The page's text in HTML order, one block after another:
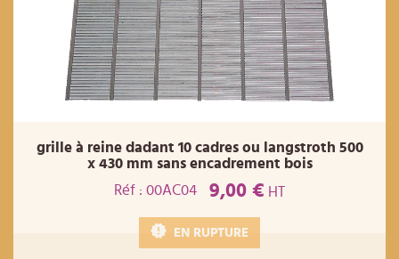
grille à reine dadant 10 cadres ou langstroth 500
x 430 mm sans encadrement bois
Réf : 00AC04
9,00 € HT
EN RUPTURE